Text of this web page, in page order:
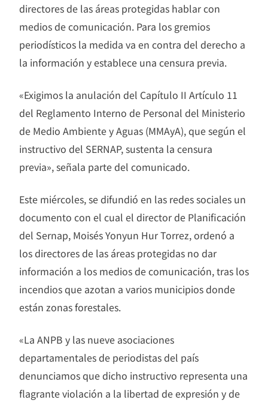
directores de las áreas protegidas hablar con
medios de comunicación. Para los gremios
periodísticos la medida va en contra del derecho a
la información y establece una censura previa.
«Exigimos la anulación del Capítulo II Artículo 11
del Reglamento Interno de Personal del Ministerio
de Medio Ambiente y Aguas (MMAyA), que según el
instructivo del SERNAP, sustenta la censura
previa», señala parte del comunicado.
Este miércoles, se difundió en las redes sociales un
documento con el cual el director de Planificación
del Sernap, Moisés Yonyun Hur Torrez, ordenó a
los directores de las áreas protegidas no dar
información a los medios de comunicación, tras los
incendios que azotan a varios municipios donde
están zonas forestales.
«La ANPB y las nueve asociaciones
departamentales de periodistas del país
denunciamos que dicho instructivo representa una
flagrante violación a la libertad de expresión y de